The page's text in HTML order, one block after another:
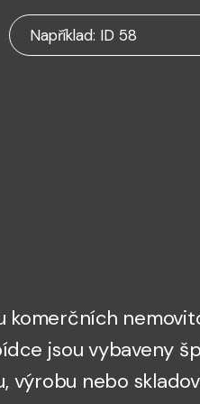
komerčních
jsou vybaveny
výrobu nebo